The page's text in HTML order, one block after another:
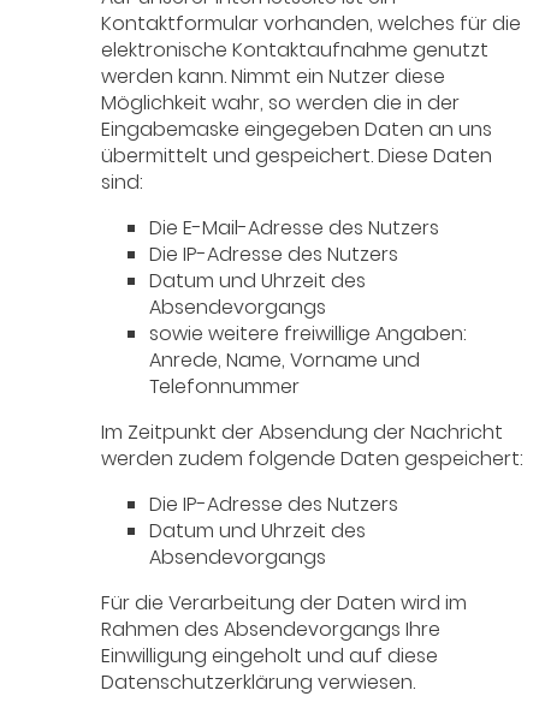
Kontaktformular vorhanden, welches für die
elektronische Kontaktaufnahme genutzt
werden kann. Nimmt ein Nutzer diese
Möglichkeit wahr, so werden die in der
Eingabemaske eingegeben Daten an uns
übermittelt und gespeichert. Diese Daten
sind:
Die E-Mail-Adresse des Nutzers
Die IP-Adresse des Nutzers
Datum und Uhrzeit des
Absendevorgangs
sowie weitere freiwillige Angaben:
Anrede, Name, Vorname und
Telefonnummer
Im Zeitpunkt der Absendung der Nachricht
werden zudem folgende Daten gespeichert:
Die IP-Adresse des Nutzers
Datum und Uhrzeit des
Absendevorgangs
Für die Verarbeitung der Daten wird im
Rahmen des Absendevorgangs Ihre
Einwilligung eingeholt und auf diese
Datenschutzerklärung verwiesen.